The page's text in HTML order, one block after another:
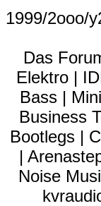
1999/2ooo/
Das
Elektro |
Bass |
Business
Bootlegs |
|
Noise